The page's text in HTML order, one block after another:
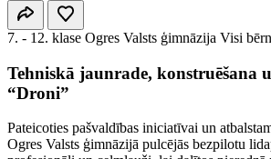
7. - 12. klase Ogres Valsts ģimnāzija Visi
Tehniskā jaunrade, konstruēšana
“Droni”
Pateicoties pašvaldības iniciatīvai un
Ogres Valsts ģimnāzijā pulcējās bezpilotu